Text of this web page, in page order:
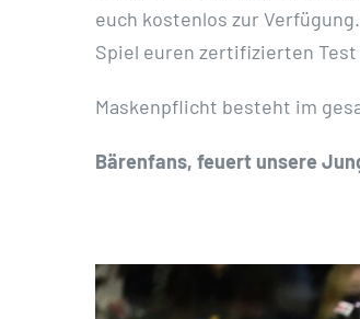
euch kostenlos zur
Spiel euren zertifizierten
Maskenpflicht besteht im
Bärenfans, feuert unsere